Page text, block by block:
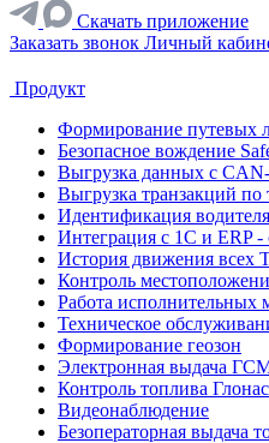
Скачать приложение
Заказать звонок Личный
Продукт
Формирование путевых
Безопасное вождение
Выгрузка данных с
Выгрузка транзакций
Идентификация
Интеграция с 1С и ERP -
История движения всех
Контроль
Работа исполнительных
Техническое
Формирование геозон
Электронная выдача
Контроль топлива
Видеонаблюдение
Безоператорная выдача